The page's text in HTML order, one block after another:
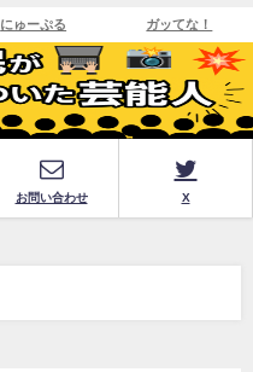
にゅーぷる ガッてな！
お問い合わせ X